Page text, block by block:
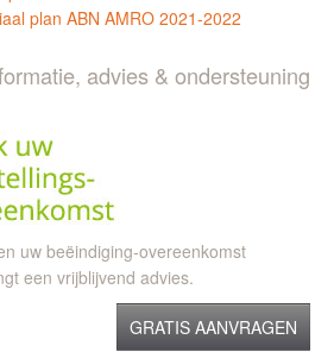
plan ABN AMRO 2021-2022
advies & ondersteuning
uw beëindiging-overeenkomst
een vrijblijvend advies.
GRATIS AANVRAGEN